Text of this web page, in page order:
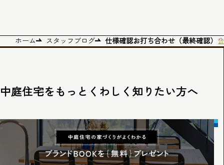
ホーム スタッフブログ 仕様確認お打ち合わせ（最終確認）
中庭住宅をもっとくわしく知りたい方へ